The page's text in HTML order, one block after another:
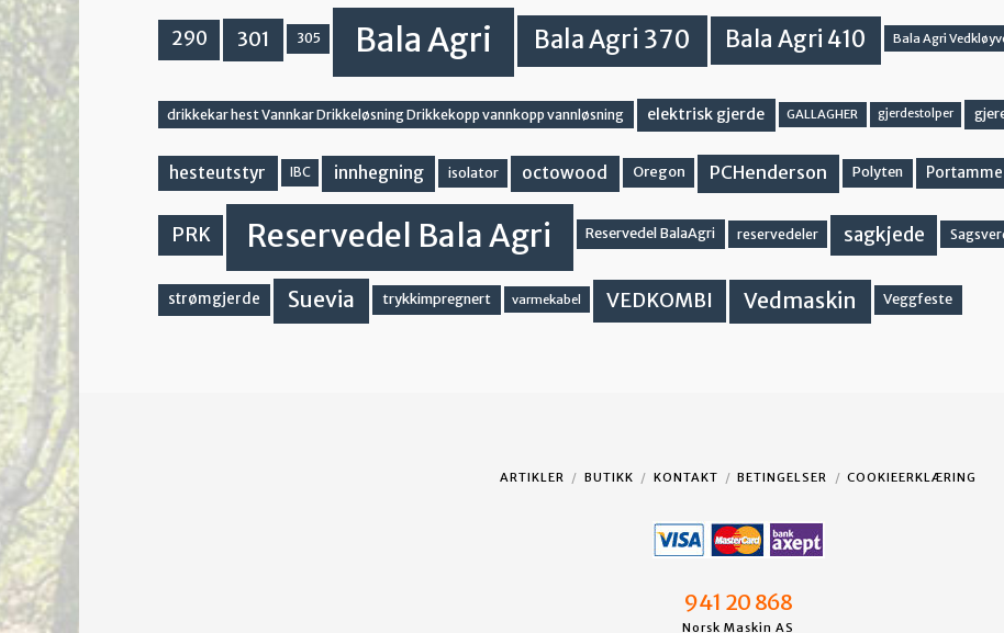
290 301 305 Bala Agri Bala Agri 370 Bala Agri 410 Bala Agri
drikkekar hest Vannkar Drikkeløsning Drikkekopp vannkopp vannløsning elektrisk gjerde GALLAGHER gjerdestolper
hesteutstyr IBC innhegning isolator octowood Oregon PCHenderson Polyten
PRK Reservedel Bala Agri Reservedel BalaAgri reservedeler sagkjede
strømgjerde Suevia trykkimpregnert varmekabel VEDKOMBI Vedmaskin Veggfeste
ARTIKLER BUTIKK KONTAKT BETINGELSER COOKIEERKLÆRING
941 20 868
Norsk Maskin AS